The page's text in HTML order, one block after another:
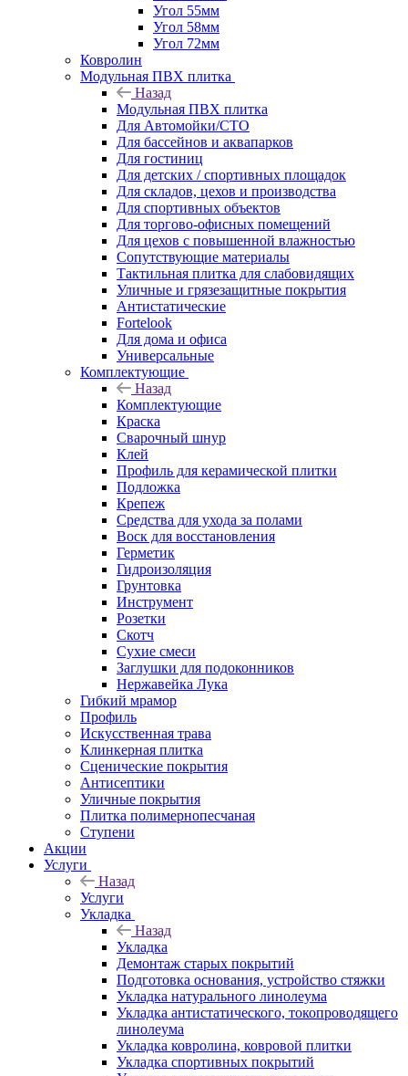
Угол 55мм
Угол 58мм
Угол 72мм
Ковролин
Модульная ПВХ плитка
Назад
Модульная ПВХ плитка
Для Автомойки/СТО
Для бассейнов и аквапарков
Для гостиниц
Для детских / спортивных площадок
Для складов, цехов и производства
Для спортивных объектов
Для торгово-офисных помещений
Для цехов с повышенной влажностью
Сопутствующие материалы
Тактильная плитка для слабовидящих
Уличные и грязезащитные покрытия
Антистатические
Fortelook
Для дома и офиса
Универсальные
Комплектующие
Назад
Комплектующие
Краска
Сварочный шнур
Клей
Профиль для керамической плитки
Подложка
Крепеж
Средства для ухода за полами
Воск для восстановления
Герметик
Гидроизоляция
Грунтовка
Инструмент
Розетки
Скотч
Сухие смеси
Заглушки для подоконников
Нержавейка Лука
Гибкий мрамор
Профиль
Искусственная трава
Клинкерная плитка
Сценические покрытия
Антисептики
Уличные покрытия
Плитка полимернопесчаная
Ступени
Акции
Услуги
Назад
Услуги
Укладка
Назад
Укладка
Демонтаж старых покрытий
Подготовка основания, устройство стяжки
Укладка натурального линолеума
Укладка антистатического, токопроводящего
линолеума
Укладка ковролина, ковровой плитки
Укладка спортивных покрытий